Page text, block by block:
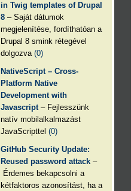
in Twig templates of Drupal
8 – Saját dátumok
megjelenítése, fordíthatóan a
Drupal 8 smink rétegével
dolgozva(0)
NativeScript – Cross-
Platform Native
Development with
Javascript – Fejlesszünk
natív mobilalkalmazást
JavaScripttel(0)
GitHub Security Update:
Reused password attack –
Érdemes bekapcsolni a
kétfaktoros azonosítást, ha a